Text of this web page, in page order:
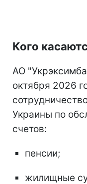
Кого
АО
октября 2026
Украины по
счетов:
пенсии;
жилищные